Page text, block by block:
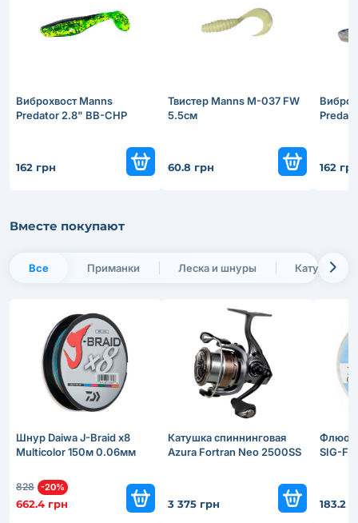
Виброхвост Manns
Predator 2.8" BB-CHP
162 грн
Твистер Manns M-037 FW
5.5см
60.8 грн 162
Вместе покупают
Все Приманки Леска и шнуры Катушки
Шнур Daiwa J-Braid x8
Multicolor 150м 0.06мм
828 -20%
662.4 грн
Катушка спиннинговая
Azura Fortran Neo 2500SS
3 375 грн
SIG-
183.2